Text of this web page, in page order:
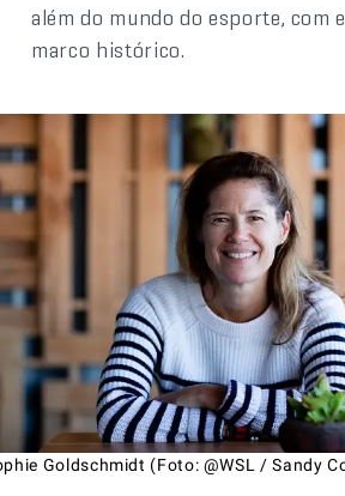
além do mundo do esporte, com
marco histórico.
Goldschmidt (Foto: @WSL / Sandy